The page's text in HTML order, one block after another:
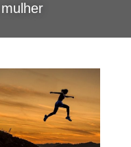
mulher